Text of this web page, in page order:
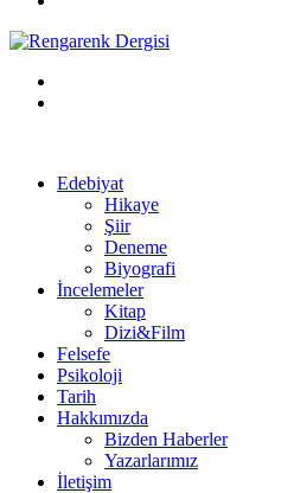
Edebiyat
Hikaye
Şiir
Deneme
Biyografi
İncelemeler
Kitap
Dizi&Film
Felsefe
Psikoloji
Tarih
Hakkımızda
Bizden Haberler
Yazarlarımız
İletişim